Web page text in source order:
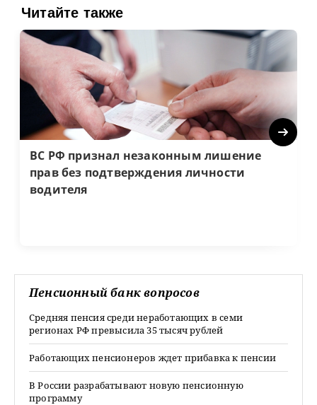
Читайте также
ВС РФ признал незаконным лишение
прав без подтверждения личности
водителя
Next
Пенсионный банк вопросов
Средняя пенсия среди неработающих в семи
регионах РФ превысила 35 тысяч рублей
Работающих пенсионеров ждет прибавка к пенсии
В России разрабатывают новую пенсионную
программу